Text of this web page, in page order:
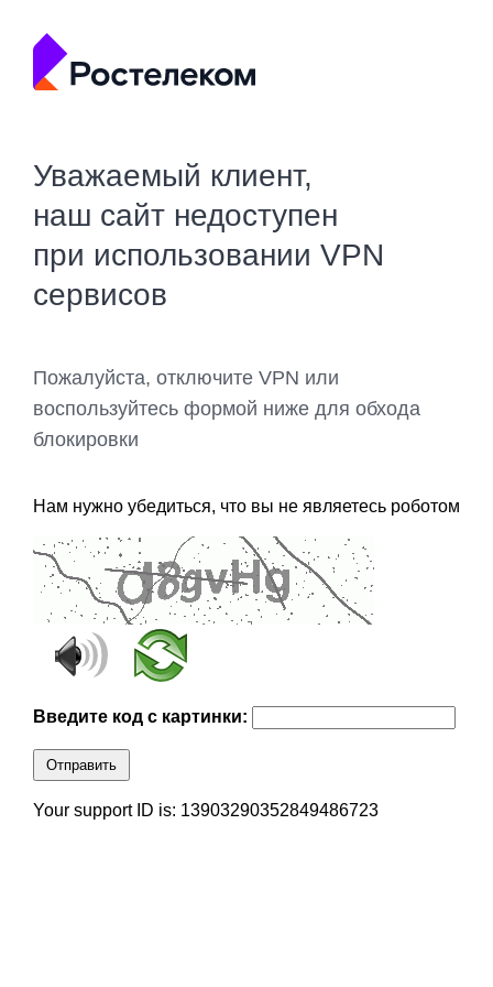
Уважаемый клиент,
наш сайт недоступен
при использовании VPN
сервисов
Пожалуйста, отключите VPN или
воспользуйтесь формой ниже для обхода
блокировки
Нам нужно убедиться, что вы не являетесь роботом
Введите код с картинки:
Отправить
Your support ID is: 13903290352849486723